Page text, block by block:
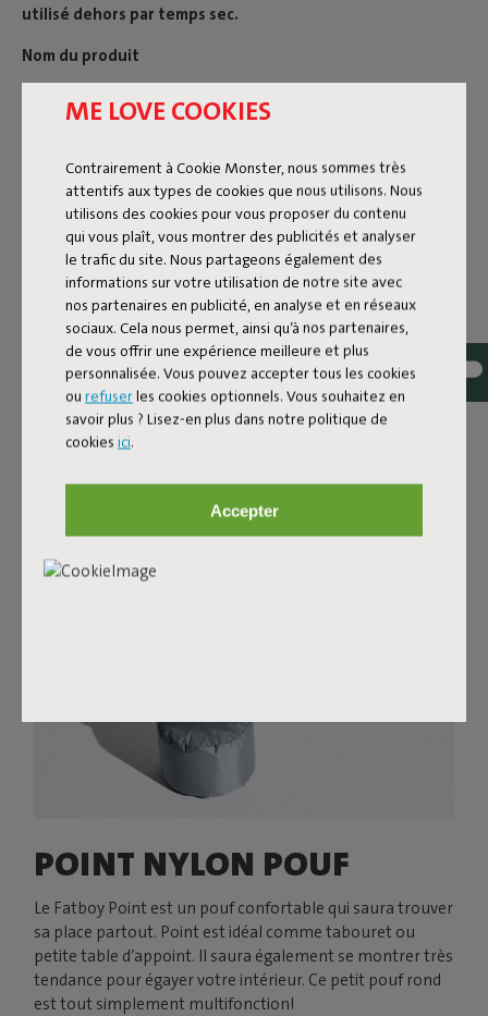
ME LOVE COOKIES
Contrairement à Cookie Monster, nous sommes très
attentifs aux types de cookies que nous utilisons. Nous
utilisons des cookies pour vous proposer du contenu
qui vous plaît, vous montrer des publicités et analyser
le trafic du site. Nous partageons également des
informations sur votre utilisation de notre site avec
nos partenaires en publicité, en analyse et en réseaux
sociaux. Cela nous permet, ainsi qu’à nos partenaires,
de vous offrir une expérience meilleure et plus
personnalisée. Vous pouvez accepter tous les cookies
ou refuserles cookies optionnels. Vous souhaitez en
savoir plus ? Lisez-en plus dans notre politique de
cookies ici.
Accepter
utilisé dehors par temps sec.
Nom du produit
Caractéristiques
Informations utilisateur
Reviews: 5 / 5 (5 reviews)
Nos produits chez vous.
Identifiez @fatboy_original ou utilisez le hashtag
POINT NYLON POUF
Le Fatboy Point est un pouf confortable qui saura trouver
sa place partout. Point est idéal comme tabouret ou
petite table d’appoint. Il saura également se montrer très
tendance pour égayer votre intérieur. Ce petit pouf rond
est tout simplement multifonction!